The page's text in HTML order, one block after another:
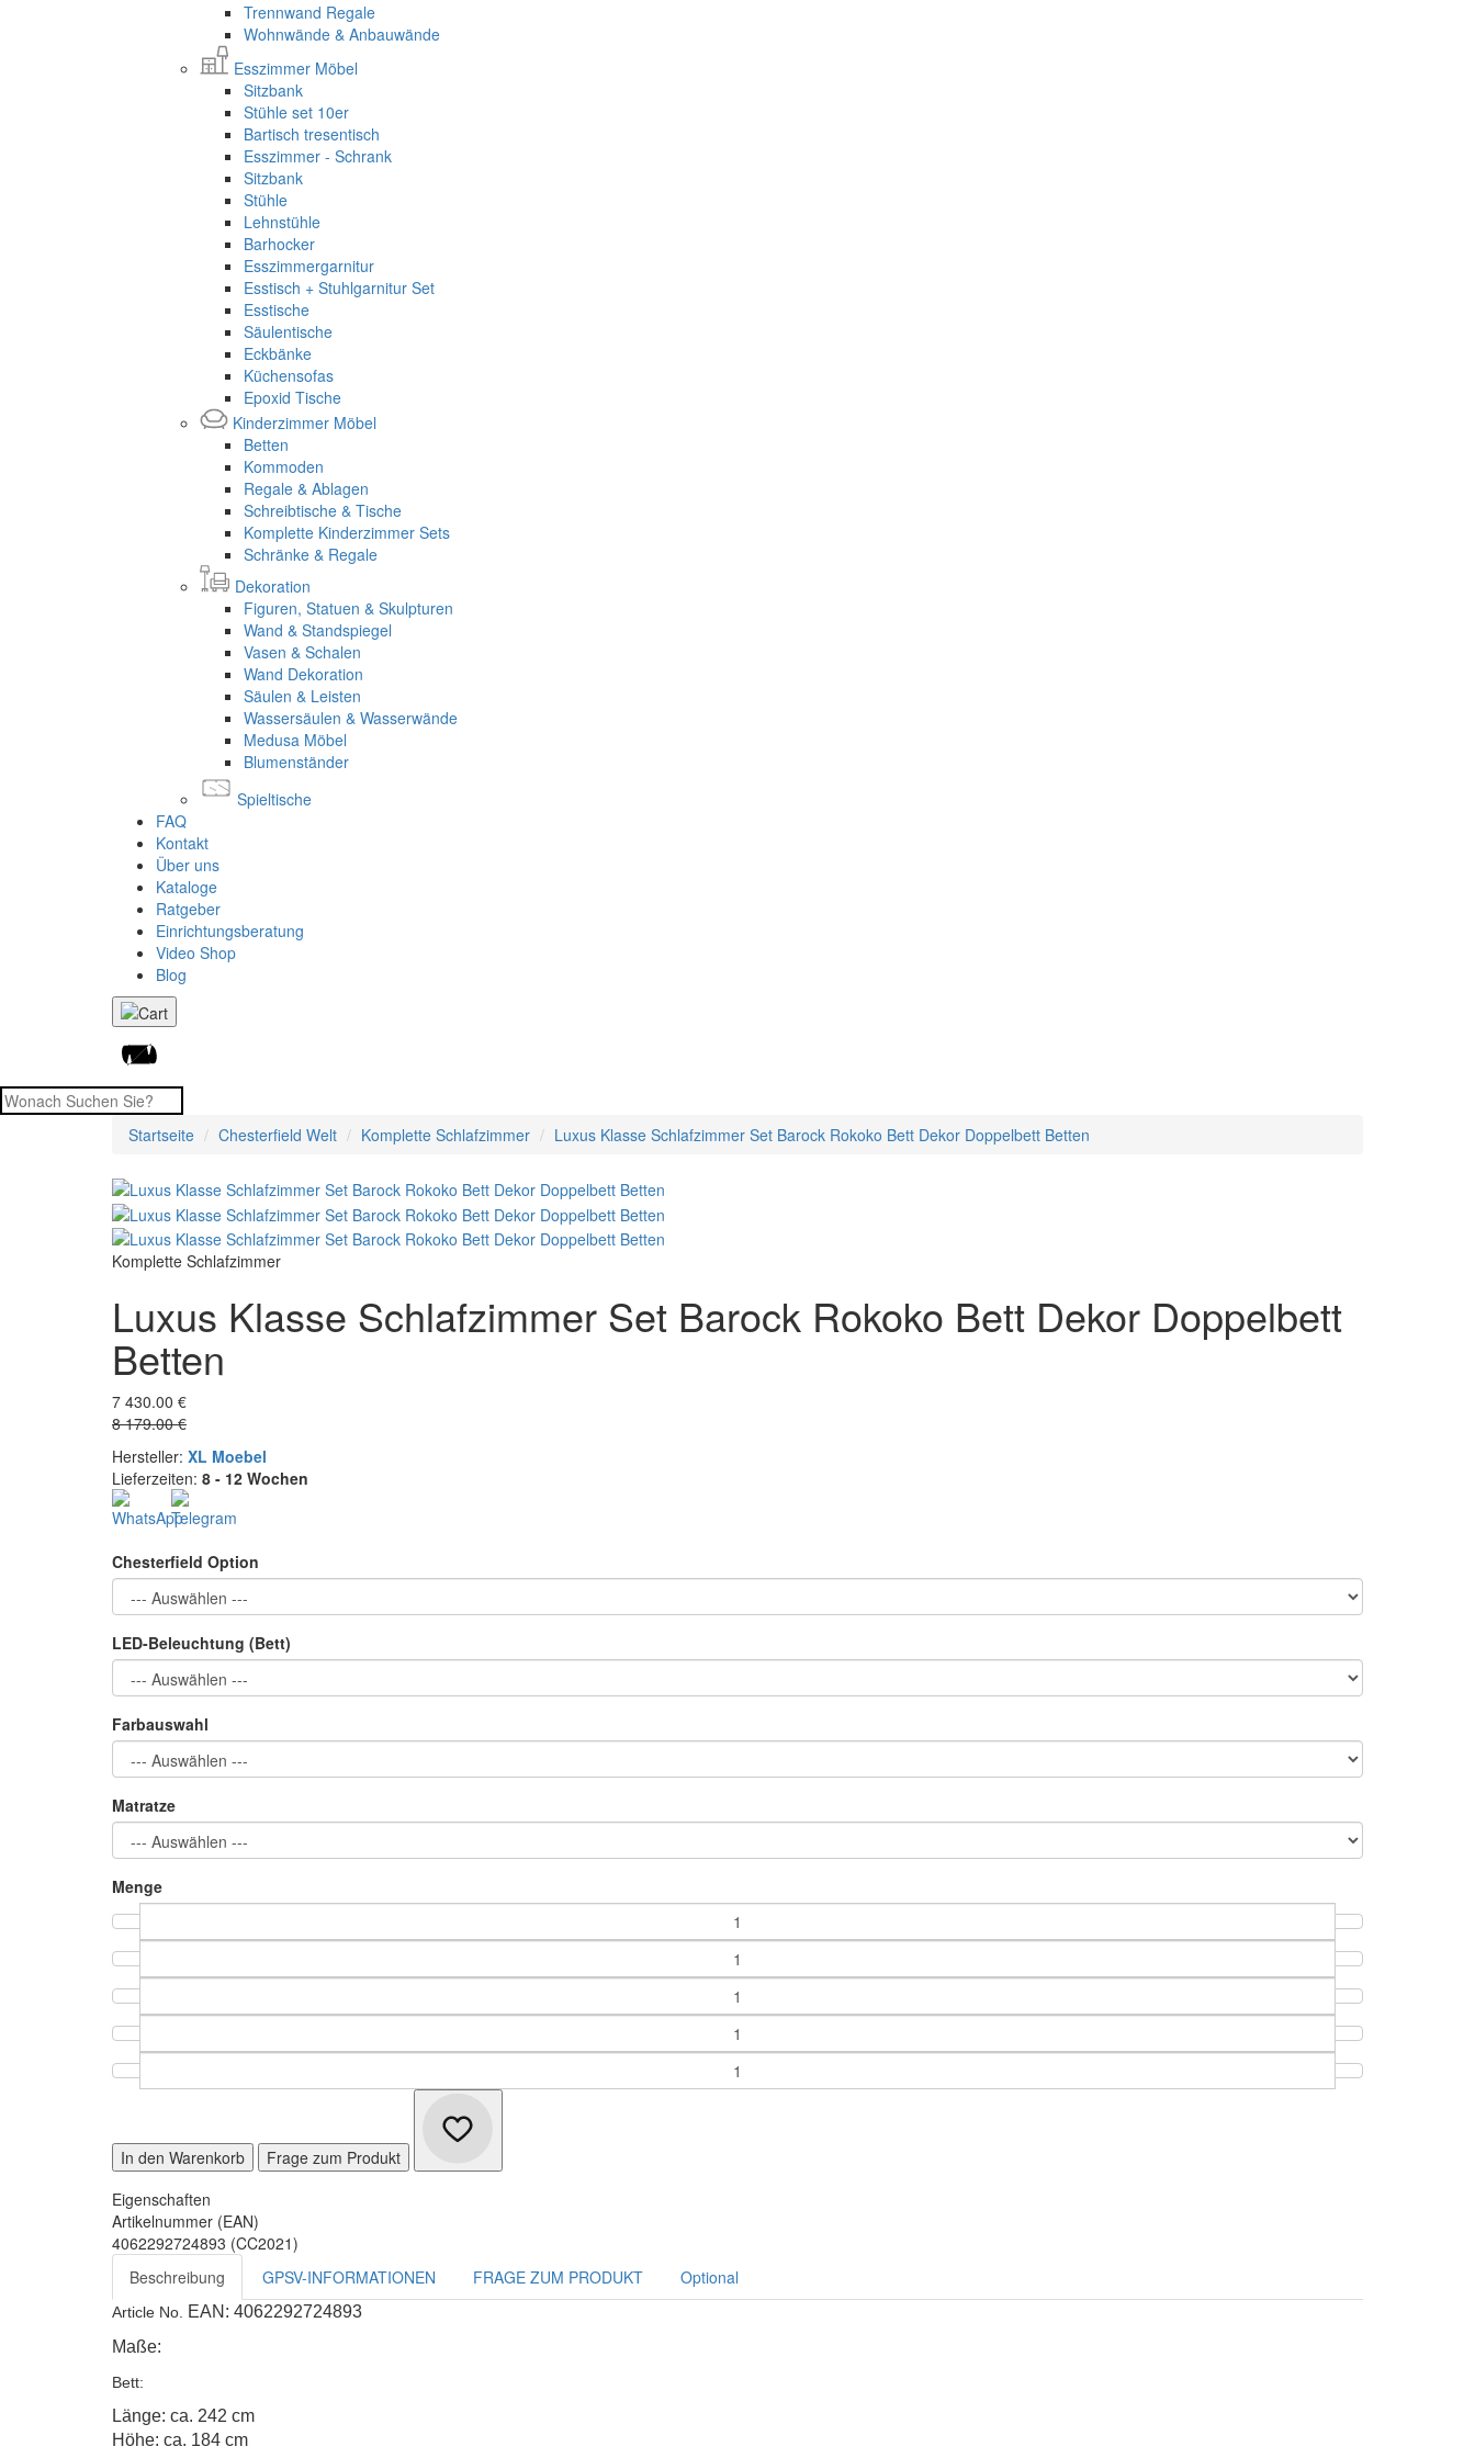
Trennwand Regale
Wohnwände & Anbauwände
Esszimmer Möbel
Sitzbank
Stühle set 10er
Bartisch tresentisch
Esszimmer - Schrank
Sitzbank
Stühle
Lehnstühle
Barhocker
Esszimmergarnitur
Esstisch + Stuhlgarnitur Set
Esstische
Säulentische
Eckbänke
Küchensofas
Epoxid Tische
Kinderzimmer Möbel
Betten
Kommoden
Regale & Ablagen
Schreibtische & Tische
Komplette Kinderzimmer Sets
Schränke & Regale
Dekoration
Figuren, Statuen & Skulpturen
Wand & Standspiegel
Vasen & Schalen
Wand Dekoration
Säulen & Leisten
Wassersäulen & Wasserwände
Medusa Möbel
Blumenständer
Spieltische
FAQ
Kontakt
Über uns
Kataloge
Ratgeber
Einrichtungsberatung
Video Shop
Blog
Startseite Chesterfield Welt Komplette Schlafzimmer Luxus Klasse Schlafzimmer Set Barock Rokoko Bett Dekor Doppelbett Betten
Komplette Schlafzimmer
Luxus Klasse Schlafzimmer Set Barock Rokoko Bett Dekor Doppelbett
Betten
7 430.00 €
8 179.00 €
Hersteller: XL Moebel
Lieferzeiten: 8 - 12 Wochen
Chesterfield Option
LED-Beleuchtung (Bett)
Farbauswahl
Matratze
Menge
In den Warenkorb
Frage zum Produkt
Eigenschaften
Artikelnummer (EAN)
4062292724893 (CC2021)
Beschreibung
GPSV-INFORMATIONEN FRAGE ZUM PRODUKT Optional
Article No.
EAN: 4062292724893
Maße:
Bett:
Länge: ca. 242 cm
Höhe: ca. 184 cm